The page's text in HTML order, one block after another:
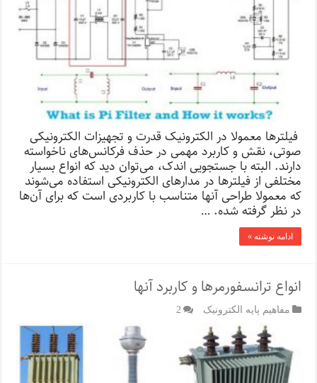
فیلترها معمولا در الکترونیک قدرت و تجهیزات الکترونیکی
صوتی، نقش و کاربرد مهمی در حذف فرکانس‌های ناخواسته
دارند. البته با جستجویی اندک، می‌توان دید که انواع بسیار
مختلفی از فیلترها در مدارهای الکترونیکی استفاده می‌شوند
که معمولا طراحی آنها متناسب با کاربردی است که برای آن‌ها
در نظر گرفته شده. …
ادامه نوشته »
انواع ترانسفورمرها و کاربرد آنها
مفاهیم پایه الکترونیک 2